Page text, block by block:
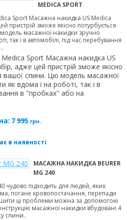
MEDICA SPORT
Sport Масажна накидка US Medica
пристрій зможе якісно потурбується
масажної накидки зручно
так і в автомобілі, під час перебування
Sport Масажна накидка US
адже цей пристрій зможе якісно
вашої спини. Цю модель масажної
як вдома і на роботі, так і в
в "пробках" або на
7 995 грн.
в наявності
МАСАЖНА НАКИДКА BEURER
MG 240
чудово підходить для людей, яких
погане кровопостачання, перепади
ці проблеми можна за допомогою
масажної накидки вбудовані 4
спини..